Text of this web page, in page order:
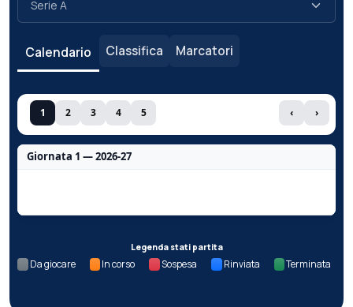
Calendario Classifica Marcatori
1 2 3 4 5 ‹ ›
Giornata 1 — 2026-27
Legenda stati partita
Da giocare In corso Sospesa Rinviata Terminata